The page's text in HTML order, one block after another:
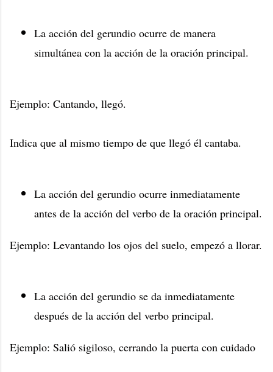
La acción del gerundio ocurre de manera
simultánea con la acción de la oración principal.
Ejemplo: Cantando, llegó.
Indica que al mismo tiempo de que llegó él cantaba.
La acción del gerundio ocurre inmediatamente
antes de la acción del verbo de la oración principal.
Ejemplo: Levantando los ojos del suelo, empezó a llorar.
La acción del gerundio se da inmediatamente
después de la acción del verbo principal.
Ejemplo: Salió sigiloso, cerrando la puerta con cuidado